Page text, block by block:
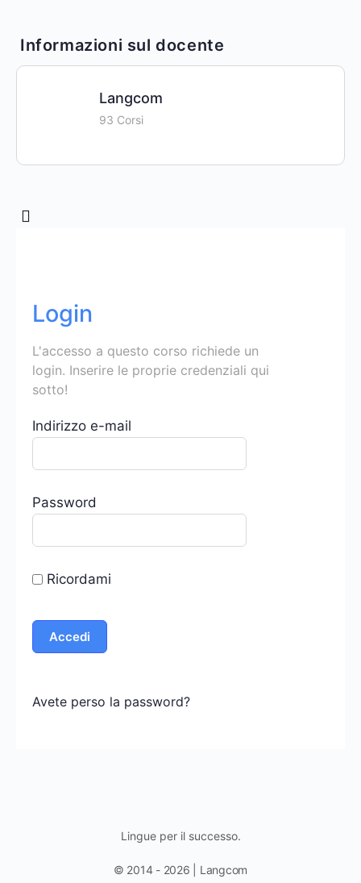
Informazioni sul docente
Langcom
93 Corsi
Login
L'accesso a questo corso richiede un
login. Inserire le proprie credenziali qui
sotto!
Indirizzo e-mail
Password
Ricordami
Avete perso la password?
Lingue per il successo.
© 2014 - 2026 | Langcom